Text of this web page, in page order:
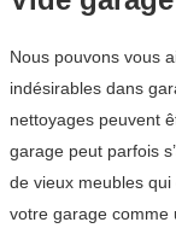
Nous pouvons vous
indésirables dans
nettoyages peuvent
garage peut parfois
de vieux meubles
votre garage comme